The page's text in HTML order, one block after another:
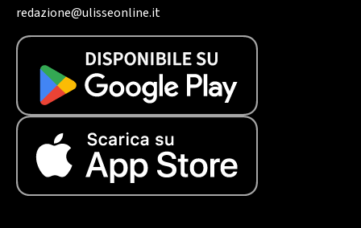
redazione@ulisseonline.it